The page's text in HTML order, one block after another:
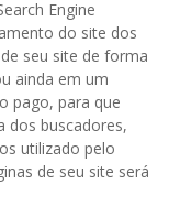
Engine
do site dos
seu site de forma
ainda em um
pago, para que
dos buscadores,
utilizado pelo
de seu site será